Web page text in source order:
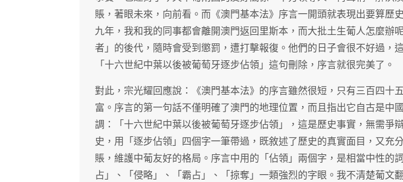
賬，著眼未來，向前看。而《澳門基本法》序言一開頭就表現出要算歷
九年，我和我的同事都會離開澳門返回里斯本，而大批土生葡人怎麼辦
者」的後代，隨時會受到懲罰，遭打擊報復。他們的日子會很不好過，
「十六世紀中葉以後被葡萄牙逐步佔領」這句刪除，序言就很完美了。
對此，宗光耀回應說：《澳門基本法》的序言雖然很短，只有三百四十
富。序言的第一句話不僅明確了澳門的地理位置，而且指出它自古是中
調：「十六世紀中葉以後被葡萄牙逐步佔領」，這是歷史事實，無需爭
史，用「逐步佔領」四個字一筆帶過，既敘述了歷史的真實面目，又充
賬，維護中葡友好的格局。序言中用的「佔領」兩個字，是相當中性的
占」、「侵略」、「霸占」、「掠奪」一類強烈的字眼。我不清楚葡文